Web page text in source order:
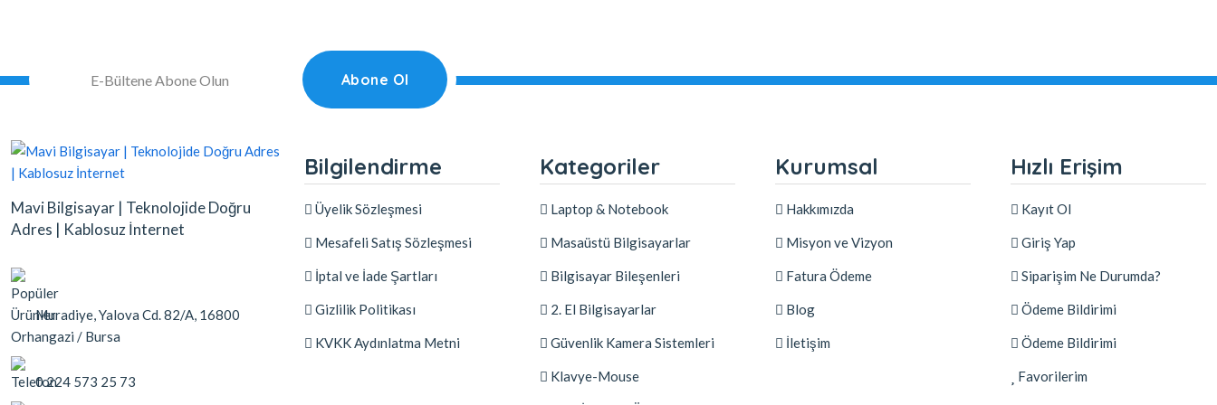
Abone Ol
Mavi Bilgisayar | Teknolojide Doğru
Adres | Kablosuz İnternet
Muradiye, Yalova Cd. 82/A, 16800
Orhangazi / Bursa
0 224 573 25 73
Bilgilendirme
Üyelik Sözleşmesi
Mesafeli Satış Sözleşmesi
İptal ve İade Şartları
Gizlilik Politikası
KVKK Aydınlatma Metni
Kategoriler
Laptop & Notebook
Masaüstü Bilgisayarlar
Bilgisayar Bileşenleri
2. El Bilgisayarlar
Güvenlik Kamera Sistemleri
Klavye-Mouse
Kurumsal
Hakkımızda
Misyon ve Vizyon
Fatura Ödeme
Blog
İletişim
Hızlı Erişim
Kayıt Ol
Giriş Yap
Siparişim Ne Durumda?
Ödeme Bildirimi
Ödeme Bildirimi
Favorilerim